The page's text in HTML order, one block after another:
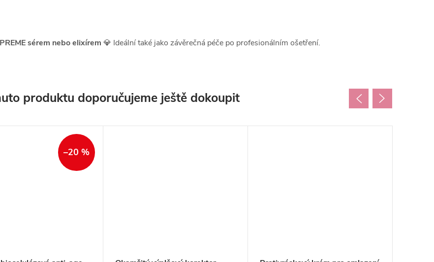
sérem nebo elixírem 💎 Ideální také jako závěrečná péče po profesionálním ošetření.
produktu doporučujeme ještě dokoupit
–20 %